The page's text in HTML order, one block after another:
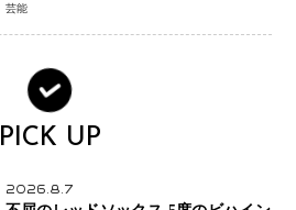
芸能
PICK UP
2026.8.7